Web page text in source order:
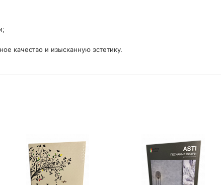
качество и изысканную эстетику.